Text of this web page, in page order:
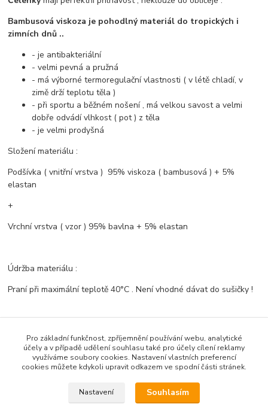
Bambusová viskoza je pohodlný materiál do tropických i
zimních dnů ..
- je antibakteriální
- velmi pevná a pružná
- má výborné termoregulační vlastnosti ( v létě chladí, v
zimě drží teplotu těla )
- při sportu a běžném nošení , má velkou savost a velmi
dobře odvádí vlhkost ( pot ) z těla
- je velmi prodyšná
Složení materiálu :
Podšívka ( vnitřní vrstva ) 95% viskoza ( bambusová ) + 5%
elastan
+
Vrchní vrstva ( vzor ) 95% bavlna + 5% elastan
Údržba materiálu :
Praní při maximální teplotě 40°C . Není vhodné dávat do sušičky !
Zboží zařazeno v kategoriích
Pro základní funkčnost, zpříjemnění používání webu, analytické
účely a v případě udělení souhlasu také pro účely cílení reklamy
využíváme soubory cookies. Nastavení vlastních preferencí
cookies můžete kdykoli upravit odkazem ve spodní části stránek.
Nastavení Souhlasím